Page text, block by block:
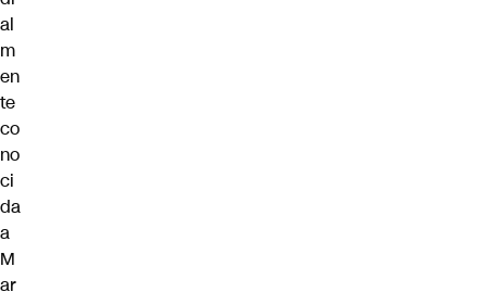
al
m
en
te
co
no
ci
da
a
M
ar